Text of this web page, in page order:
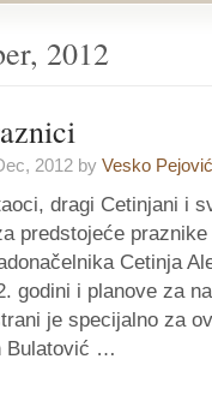
2012
2012 by Vesko Pejović
dragi Cetinjani i
predstojeće
Cetinja
godini i planove za
je specijalno za
Bulatović …